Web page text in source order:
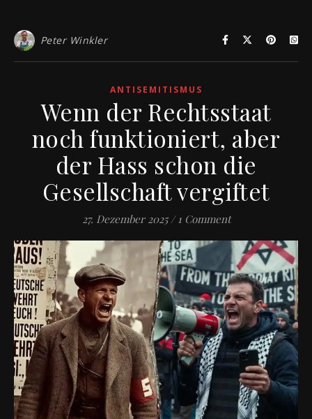
Peter Winkler
ANTISEMITISMUS
Wenn der Rechtsstaat
noch funktioniert, aber
der Hass schon die
Gesellschaft vergiftet
27. Dezember 2025 / 1 Comment